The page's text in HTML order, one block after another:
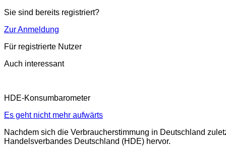
Sie sind bereits registriert?
Zur Anmeldung
Für registrierte Nutzer
Auch interessant
HDE-Konsumbarometer
Es geht nicht mehr aufwärts
Nachdem sich die Verbraucherstimmung in Deutschland
Handelsverbandes Deutschland (HDE) hervor.